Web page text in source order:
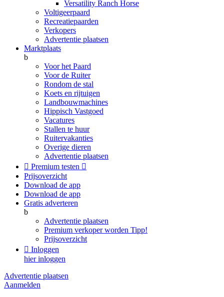
Versatility Ranch Horse
Voltigeerpaard
Recreatiepaarden
Verkopers
Advertentie plaatsen
Marktplaats
b
Voor het Paard
Voor de Ruiter
Rondom de stal
Koets en rijtuigen
Landbouwmachines
Hippisch Vastgoed
Vacatures
Stallen te huur
Ruitervakanties
Overige dieren
Advertentie plaatsen
 Premium testen 
Prijsoverzicht
Download de app
Download de app
Gratis adverteren
b
Advertentie plaatsen
Premium verkoper worden Tipp!
Prijsoverzicht
 Inloggen
hier inloggen
Advertentie plaatsen
Aanmelden